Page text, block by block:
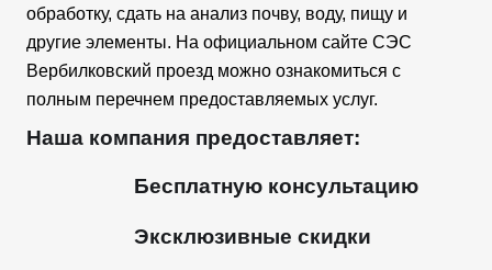
обработку, сдать на анализ почву, воду, пищу и
другие элементы. На официальном сайте СЭС
Вербилковский проезд можно ознакомиться с
полным перечнем предоставляемых услуг.
Наша компания предоставляет:
Бесплатную консультацию
Эксклюзивные скидки